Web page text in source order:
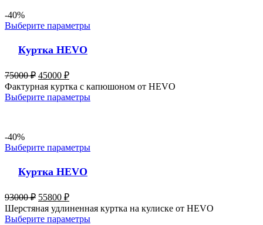
-40%
Выберите параметры
Куртка HEVO
75000₽ 45000 ₽
Фактурная куртка с капюшоном от HEVO
Выберите параметры
-40%
Выберите параметры
Куртка HEVO
93000₽ 55800 ₽
Шерстяная удлиненная куртка на кулиске от HEVO
Выберите параметры